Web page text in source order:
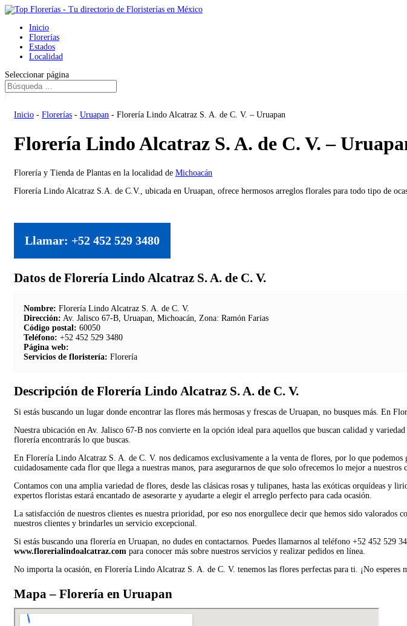
Inicio
Florerías
Estados
Localidad
Seleccionar página
Inicio - Florerías - Uruapan - Florería Lindo Alcatraz S. A. de C. V. – Uruapan
Florería Lindo Alcatraz S. A. de C. V. –
Florería y Tienda de Plantas en la localidad de Michoacán
Florería Lindo Alcatraz S.A. de C.V., ubicada en Uruapan, ofrece hermosos arreglos florales para todo tipo de
Llamar: +52 452 529 3480
Datos de Florería Lindo Alcatraz S. A. de C. V.
Nombre: Florería Lindo Alcatraz S. A. de C. V.
Dirección: Av. Jalisco 67-B, Uruapan, Michoacán, Zona: Ramón Farias
Código postal: 60050
Teléfono: +52 452 529 3480
Página web:
Servicios de floristería: Florería
Descripción de Florería Lindo Alcatraz S. A. de C. V.
Si estás buscando un lugar donde encontrar las flores más hermosas y frescas de Uruapan, no busques más. En
Nuestra ubicación en Av. Jalisco 67-B nos convierte en la opción ideal para aquellos que buscan calidad y
florería encontrarás lo que buscas.
En Florería Lindo Alcatraz S. A. de C. V. nos dedicamos exclusivamente a la venta de flores, por lo que
cuidadosamente cada flor que llega a nuestras manos, para asegurarnos de que solo ofrecemos lo mejor a nuestros
Contamos con una amplia variedad de flores, desde las clásicas rosas y tulipanes, hasta las exóticas orquídeas y
expertos floristas estará encantado de asesorarte y ayudarte a elegir el arreglo perfecto para cada ocasión.
La satisfacción de nuestros clientes es nuestra prioridad, por eso nos enorgullece decir que hemos sido
nuestros clientes y brindarles un servicio excepcional.
Si estás buscando una florería en Uruapan, no dudes en contactarnos. Puedes llamarnos al teléfono +52 452 529
www.florerialindoalcatraz.com para conocer más sobre nuestros servicios y realizar pedidos en línea.
No importa la ocasión, en Florería Lindo Alcatraz S. A. de C. V. tenemos las flores perfectas para ti. ¡No esperes
Mapa – Florería en Uruapan